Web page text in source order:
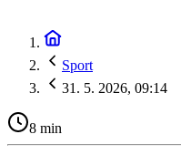
Sport
31. 5. 2026, 09:14
8 min